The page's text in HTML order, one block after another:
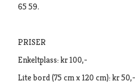
65 59.
PRISER
Enkeltplass: kr 100,-
Lite bord (75 cm x 120 cm): kr 50,-